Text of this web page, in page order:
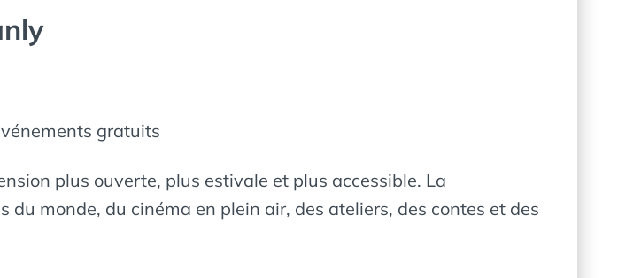
gratuits
plus ouverte, plus estivale et plus accessible. La
monde, du cinéma en plein air, des ateliers, des contes et des